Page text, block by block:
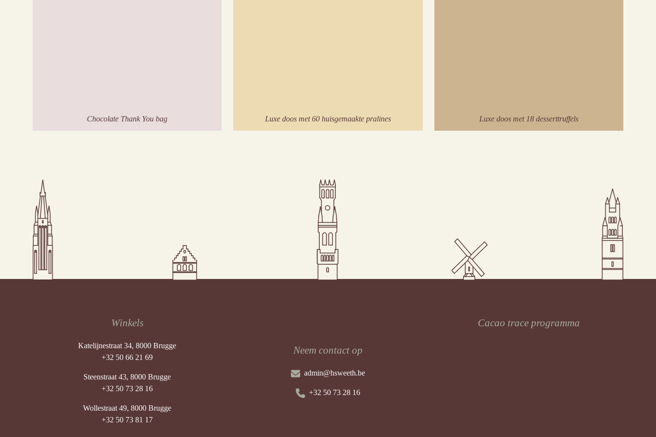
Chocolate Thank You bag Luxe doos met 60 huisgemaakte pralines Luxe doos met 18 desserttruffels
Winkels
Katelijnestraat 34, 8000 Brugge
+32 50 66 21 69
Steenstraat 43, 8000 Brugge
+32 50 73 28 16
Wollestraat 49, 8000 Brugge
+32 50 73 81 17
Neem contact op
admin@hsweeth.be
+32 50 73 28 16
Cacao trace programma